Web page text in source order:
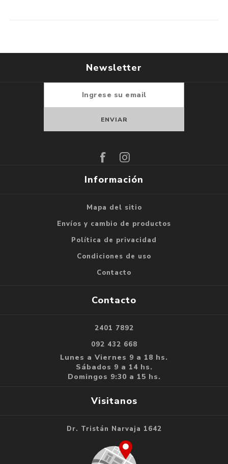
Newsletter
Información
Mapa del sitio
Envíos y cambio de productos
Política de privacidad
Condiciones de uso
Contacto
Contacto
2401 7892
092 432 668
Lunes a Viernes 9 a 18 hs.
Sábados 9 a 14 hs.
Domingos 9:30 a 15 hs.
Visitanos
Dr. Tristán Narvaja 1642